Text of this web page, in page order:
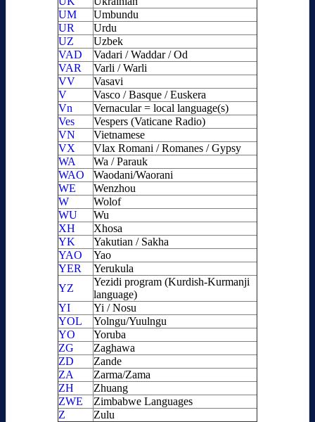
UM
Umbundu
UR
Urdu
UZ
Uzbek
VAD
Vadari / Waddar / Od
VAR
Varli / Warli
VV
Vasavi
V
Vasco / Basque / Euskera
Vn
Vernacular = local language(s)
Ves
Vespers (Vaticane Radio)
VN
Vietnamese
VX
Vlax Romani / Romanes / Gypsy
WA
Wa / Parauk
WAO
Waodani/Waorani
WE
Wenzhou
W
Wolof
WU
Wu
XH
Xhosa
YK
Yakutian / Sakha
YAO
Yao
YER
Yerukula
YZ
Yezidi program (Kurdish-Kurmanji
language)
YI
Yi / Nosu
YOL
Yolngu/Yuulngu
YO
Yoruba
ZG
Zaghawa
ZD
Zande
ZA
Zarma/Zama
ZH
Zhuang
ZWE
Zimbabwe Languages
Z
Zulu